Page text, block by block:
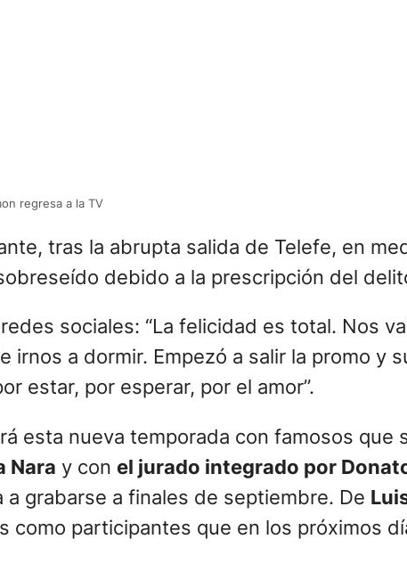
regresa a la TV
tras la abrupta salida de Telefe, en
debido a la prescripción del
sociales: “La felicidad es total. Nos
a dormir. Empezó a salir la promo y
estar, por esperar, por el amor”.
esta nueva temporada con famosos que
Nara y con el jurado integrado por
grabarse a finales de septiembre. De
como participantes que en los próximos